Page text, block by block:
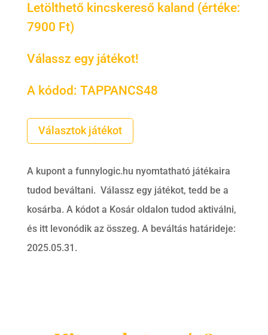
Letölthető kincskereső kaland (értéke:
7900 Ft)
Válassz egy játékot!
A kódod: TAPPANCS48
Választok játékot
A kupont a funnylogic.hu nyomtatható játékaira
tudod beváltani. Válassz egy játékot, tedd be a
kosárba. A kódot a Kosár oldalon tudod aktiválni,
és itt levonódik az összeg. A beváltás határideje:
2025.05.31.